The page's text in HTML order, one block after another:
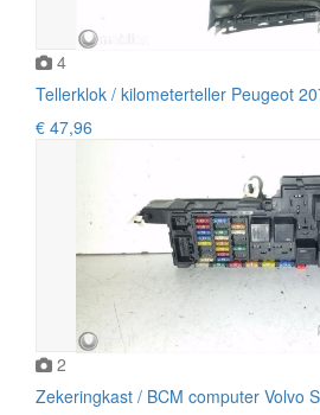
4
Tellerklok / kilometerteller Peugeot
€ 47,96
2
Zekeringkast / BCM computer Volvo